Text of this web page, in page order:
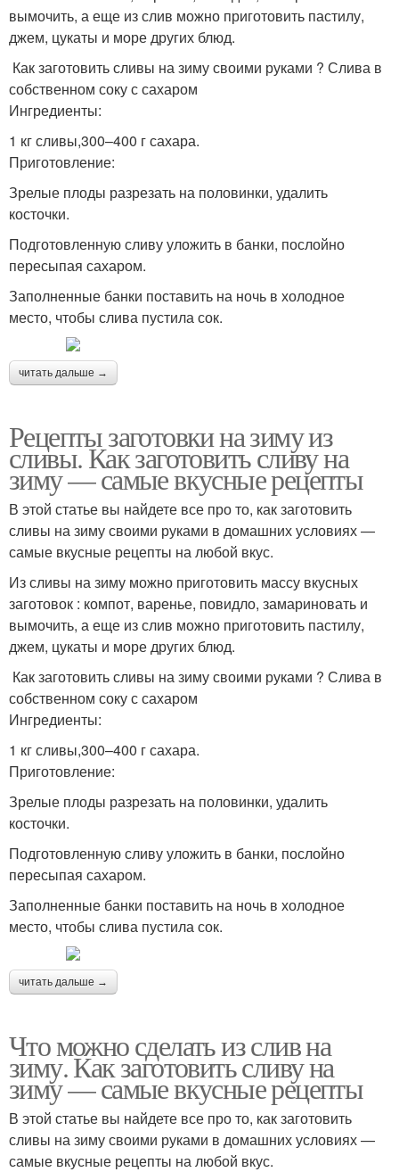
вымочить, а еще из слив можно приготовить пастилу,
джем, цукаты и море других блюд.
Как заготовить сливы на зиму своими руками ? Слива в
собственном соку с сахаром
Ингредиенты:
1 кг сливы,300–400 г сахара.
Приготовление:
Зрелые плоды разрезать на половинки, удалить
косточки.
Подготовленную сливу уложить в банки, послойно
пересыпая сахаром.
Заполненные банки поставить на ночь в холодное
место, чтобы слива пустила сок.
читать дальше →
Рецепты заготовки на зиму из
сливы. Как заготовить сливу на
зиму — самые вкусные рецепты
В этой статье вы найдете все про то, как заготовить
сливы на зиму своими руками в домашних условиях —
самые вкусные рецепты на любой вкус.
Из сливы на зиму можно приготовить массу вкусных
заготовок : компот, варенье, повидло, замариновать и
вымочить, а еще из слив можно приготовить пастилу,
джем, цукаты и море других блюд.
Как заготовить сливы на зиму своими руками ? Слива в
собственном соку с сахаром
Ингредиенты:
1 кг сливы,300–400 г сахара.
Приготовление:
Зрелые плоды разрезать на половинки, удалить
косточки.
Подготовленную сливу уложить в банки, послойно
пересыпая сахаром.
Заполненные банки поставить на ночь в холодное
место, чтобы слива пустила сок.
читать дальше →
Что можно сделать из слив на
зиму. Как заготовить сливу на
зиму — самые вкусные рецепты
В этой статье вы найдете все про то, как заготовить
сливы на зиму своими руками в домашних условиях —
самые вкусные рецепты на любой вкус.